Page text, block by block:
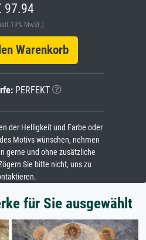
97.94
19% MwSt.)
Warenkorb
PERFEKT
der Helligkeit und Farbe oder
Motivs wünschen, nehmen
gerne und ohne zusätzliche
Sie bitte nicht, uns zu
für Sie ausgewählt